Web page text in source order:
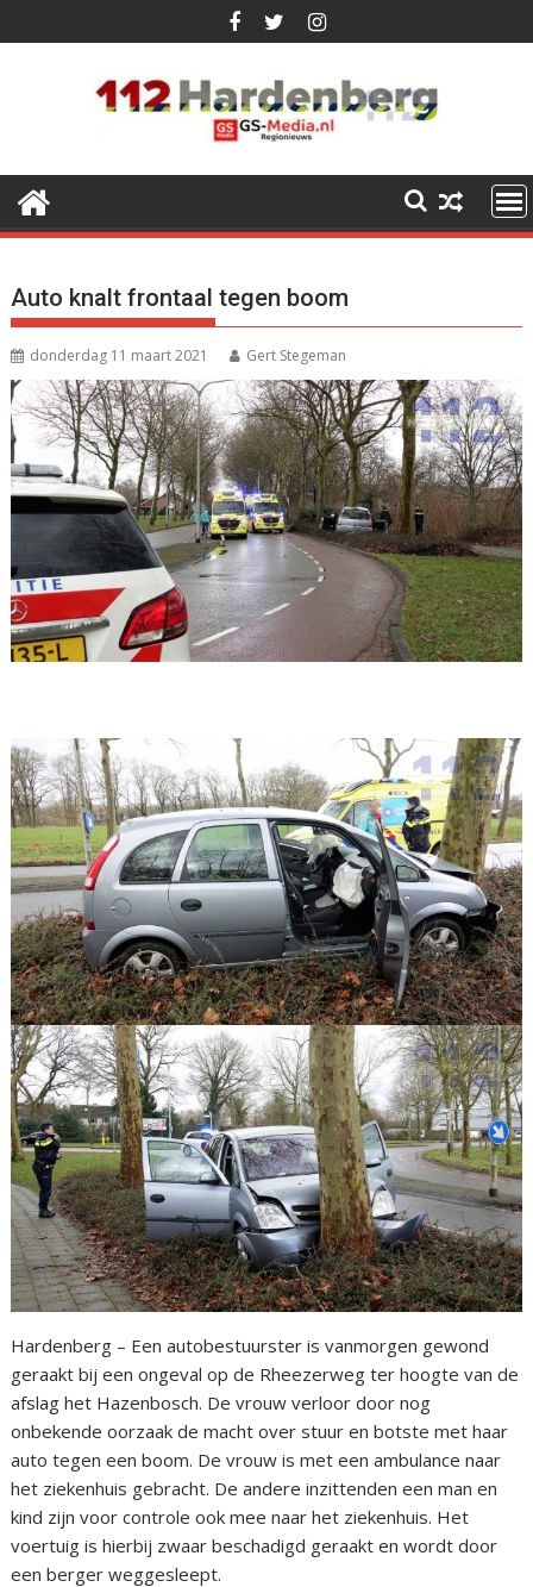
naar
Auto knalt frontaal tegen boom
donderdag 11 maart 2021 Gert Stegeman
Hardenberg – Een autobestuurster is vanmorgen gewond
geraakt bij een ongeval op de Rheezerweg ter hoogte van de
afslag het Hazenbosch. De vrouw verloor door nog
onbekende oorzaak de macht over stuur en botste met haar
auto tegen een boom. De vrouw is met een ambulance naar
het ziekenhuis gebracht. De andere inzittenden een man en
kind zijn voor controle ook mee naar het ziekenhuis. Het
voertuig is hierbij zwaar beschadigd geraakt en wordt door
een berger weggesleept.